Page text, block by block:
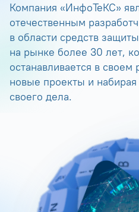
Компания «ИнфоТеКС»
отечественным
в области средств
на рынке более 30 лет,
останавливается в своем
новые проекты и
своего дела.